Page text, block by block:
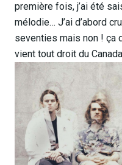
première fois, j’ai été
mélodie… J’ai d’abord
seventies mais non ! ça
vient tout droit du